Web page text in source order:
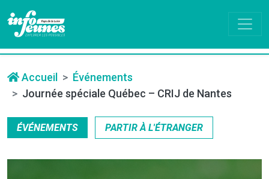
Accueil
Événements
Journée spéciale Québec – CRIJ de Nantes
ÉVÉNEMENTS PARTIR À L'ÉTRANGER